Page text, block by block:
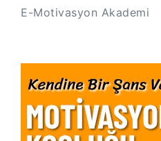
E-Motivasyon Akademi